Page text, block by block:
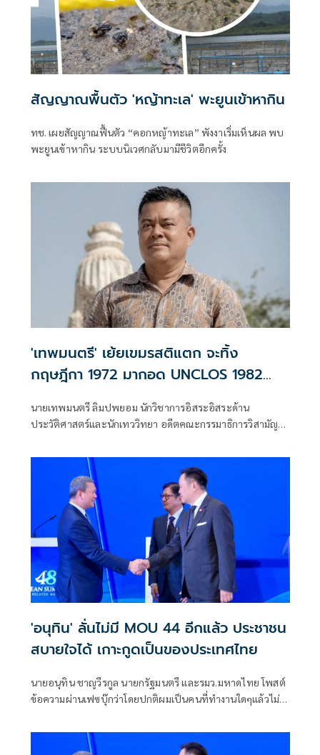
สัญญาณพื้นตัว 'หญ้าทะเล' พะยูนเข้าหากิน
ทช. เผยสัญญาณฟื้นตัว “คอกหญ้าทะเล” พังงาเริ่มเห็นผล พบ
พะยูนเข้าหากิน ระบบนิเวศกลับมามีชีวิตอีกครั้ง
'เทพมนตรี' เย้ยเขมรสติแตก จะทิ้ง
กฤษฎีกา 1972 มากอด UNCLOS 1982
นายเทพมนตรี ลิมปพยอม นักวิชาการอิสระอิสระด้าน
ประวัติศาสตร์และนักเทววิทยา อดีตคณะกรรมาธิการวิสามัญ
แทนราษฎร โพสต์เฟซบุ๊ก ว่า เขมรสติแตก
'อนุทิน' ลั่นไม่มี MOU 44 อีกแล้ว ประชาชน
สบายใจได้ เกาะกูดเป็นของประเทศไทย
นายอนุทิน ชาญวีรกูล นายกรัฐมนตรี และรมว.มหาดไทย โพสต์
ข้อความผ่านเฟซบุ๊กว่าโดยปกติผมเป็นคนที่ทำงานใดๆแล้วไม่
กับตัวเองเพราะหน้าที่ในการเป็นนายกรัฐมนตรีก็คือต้องทำทุก
อย่าง ทุกเรื่อง ทำยังไงก็ได้ที่ก่อให้เกิดคุณประโยชน์ต่อ